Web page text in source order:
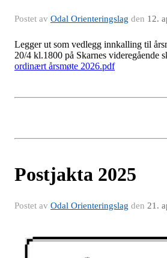
Postet av Odal Orienteringslag den 12.
Legger ut som vedlegg innkalling til
20/4 kl.1800 på Skarnes videregående
ordinært årsmøte 2026.pdf
Postjakta 2025
Postet av Odal Orienteringslag den 21.